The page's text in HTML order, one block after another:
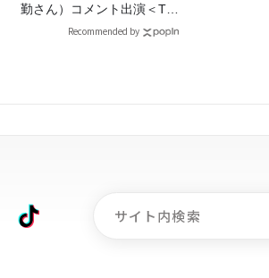
勤さん）コメント出演＜TBS
ラジオ番組審議会からのご報
Recommended by